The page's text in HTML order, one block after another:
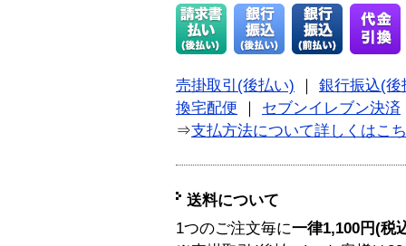
売掛取引(後払い)
銀行振込(後
換宅配便
セブンイレブン決済
⇒支払方法について詳しくはこ
送料について
1つのご注文毎に一律1,100円(税